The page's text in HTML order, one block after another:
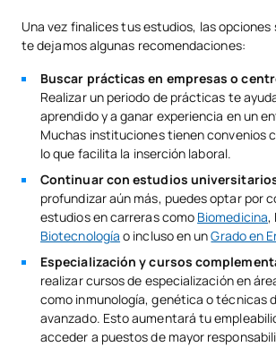
Una vez finalices tus estudios, las opciones
te dejamos algunas recomendaciones:
Buscar prácticas en empresas o
Realizar un periodo de prácticas te
aprendido y a ganar experiencia en un
Muchas instituciones tienen convenios
lo que facilita la inserción laboral.
Continuar con estudios
profundizar aún más, puedes optar por
estudios en carreras como Biomedicina,
Biotecnología o incluso en unGrado en
Especialización y cursos
realizar cursos de especialización en
como inmunología, genética o técnicas
avanzado. Esto aumentará tu
acceder a puestos de mayor